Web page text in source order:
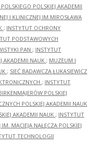
POLSKIEJ AKADEMII
I KLINICZNEJ IM.MIROSŁAWA
; INSTYTUT OCHRONY
PODSTAWOWYCH
PAN ; INSTYTUT
AKADEMII NAUK ; MUZEUM I
; SIEĆ BADAWCZA ŁUKASIEWICZ
; INSTYTUT
POLSKIEJ
POLSKIEJ AKADEMII NAUK
AKADEMII NAUK ; INSTYTUT
MACIEJA NAŁĘCZA POLSKIEJ
TECHNOLOGII